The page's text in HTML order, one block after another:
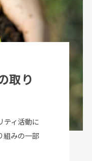
取り
ティ活動に
組みの一部